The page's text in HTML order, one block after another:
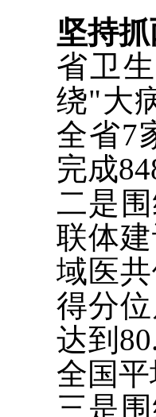
坚持
省卫
绕"大
全省7
完成
二是
联体
域医
得分
达到
全国平
三是